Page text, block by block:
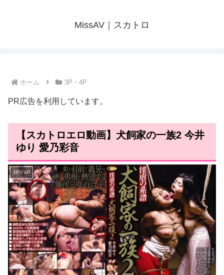
MissAV｜スカトロ
ホーム 3P・4P
PR広告を利用しています。
【スカトロエロ動画】犬飼家の一族2 今井
ゆり 愛乃彩音
3P・4P